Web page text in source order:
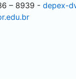
– 8939 - depex-